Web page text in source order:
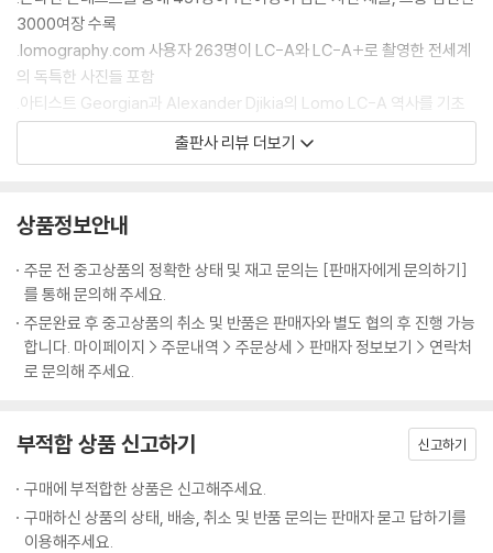
3000여장 수록
.lomography.com 사용자 263명이 LC-A와 LC-A+로 촬영한 전세계
의 독특한 사진들 포함
.아티스트 Georgian과 Alexander Djikia의 Lomo LC-A 역사를 기초
로 한 25개의 드로잉 포함
자연스러운 상황의 로모그래피들은 물론 LC-A의 탄생비화와 그에 연관
된 역사적 인물들, 에피소드, 비하인드스토리 등 흥미로운 정보가 가득 담
겨 있는 로모 바이블입니다. 로모그래피의 25년간의 자취를 따라가 보는
재미를 주는 이 책은 기존의 사진집에서는 볼 수 없었던 남다른 색감과 독
특한 시선이 담긴 사진들이 가득하고, 그것들을 독특한 구성으로 담고 있
어 보는 것만으로도 창조적인 작업을 위한 영감을 선사합니다.
출판사 리뷰 더보기
상품정보안내
주문 전 중고상품의 정확한 상태 및 재고 문의는 [판매자에게 문의하기]
를 통해 문의해 주세요.
주문완료 후 중고상품의 취소 및 반품은 판매자와 별도 협의 후 진행 가능
합니다. 마이페이지 > 주문내역 > 주문상세 > 판매자 정보보기 > 연락처
로 문의해 주세요.
부적합 상품 신고하기 신고하기
구매에 부적합한 상품은 신고해주세요.
구매하신 상품의 상태, 배송, 취소 및 반품 문의는 판매자 묻고 답하기를
이용해주세요.